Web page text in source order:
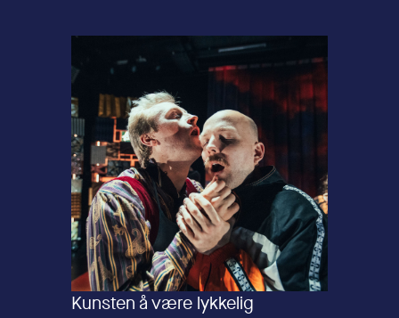
Kunsten å være lykkelig